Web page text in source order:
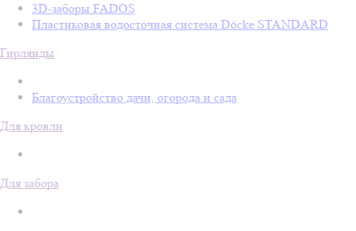
3D-заборы FADOS
Пластиковая водосточная система Döcke STANDARD
Гирлянды
Благоустройство дачи, огорода и сада
Для кровли
Для забора